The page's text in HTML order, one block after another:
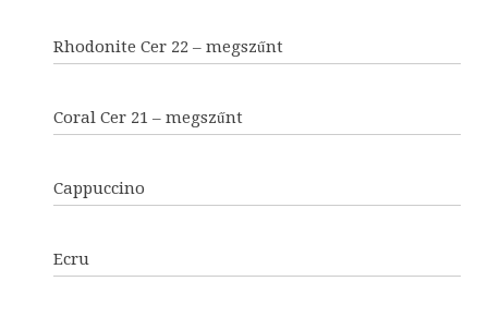
Rhodonite Cer 22 – megszűnt
Coral Cer 21 – megszűnt
Cappuccino
Ecru